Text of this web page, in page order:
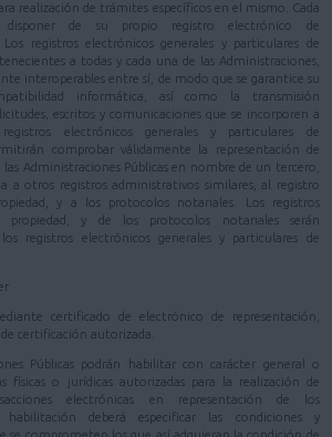
realización de trámites específicos en el mismo. Cada
disponer de su propio registro electrónico de
registros electrónicos generales y particulares de
a todas y cada una de las Administraciones,
interoperables entre sí, de modo que se garantice su
informática, así como la transmisión
escritos y comunicaciones que se incorporen a
electrónicos generales y particulares de
comprobar válidamente la representación de
Administraciones Públicas en nombre de un tercero,
a otros registros administrativos similares, al registro
y a los protocolos notariales. Los registros
propiedad, y de los protocolos notariales serán
registros electrónicos generales y particulares de
certificado de electrónico de representación,
certificación autorizada.
Públicas podrán habilitar con carácter general o
físicas o jurídicas autorizadas para la realización de
electrónicas en representación de los
habilitación deberá especificar las condiciones y